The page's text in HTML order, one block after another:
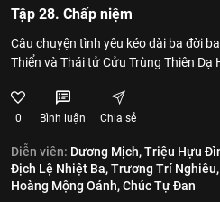
Tập 28. Chấp niệm
Câu chuyện tình yêu kéo dài ba đời
Thiển và Thái tử Cửu Trùng Thiên Dạ
0 Bình luận Chia sẻ
Diễn viên: Dương Mịch,Triệu Hựu
Địch Lệ Nhiệt Ba,Trương Trí Nghiêu,
Hoàng Mộng Oánh,Chúc Tự Đan